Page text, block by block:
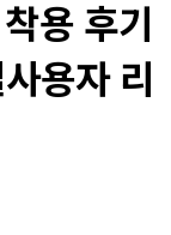
용 후기
용자 리